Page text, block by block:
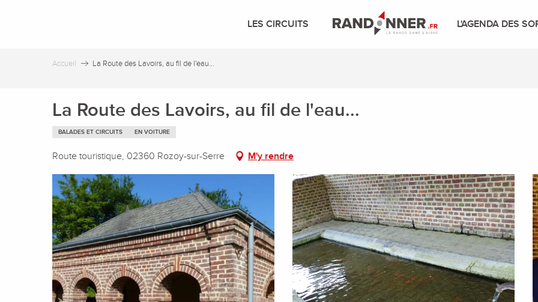
LES CIRCUITS L'AGENDA DES
Accueil La Route des Lavoirs, au fil de l'eau...
La Route des Lavoirs, au fil de l'eau...
BALADES ET CIRCUITS EN VOITURE
Route touristique, 02360 Rozoy-sur-Serre M'y rendre